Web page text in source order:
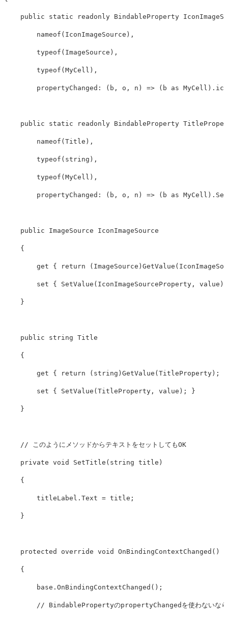
public static readonly BindableProperty
nameof ( IconImageSource ),
typeof ( ImageSource ),
typeof ( MyCell ),
propertyChanged : ( b , o , n ) => ( b as MyCell ).
public static readonly BindableProperty
nameof ( Title ),
typeof ( string ),
typeof ( MyCell ),
propertyChanged : ( b , o , n ) => ( b as MyCell ).
public ImageSource IconImageSource
{
get { return ( ImageSource ) GetValue (
set { SetValue ( IconImageSourceProperty , value );
}
public string Title
{
get { return ( string ) GetValue ( TitleProperty );
set { SetValue ( TitleProperty , value ); }
}
// このようにメソッドからテキストをセットしてもOK
private void SetTitle ( string title )
{
titleLabel . Text = title ;
}
protected override void OnBindingContextChanged ()
{
base . OnBindingContextChanged ();
// BindablePropertyのpropertyChangedを使わないなら、